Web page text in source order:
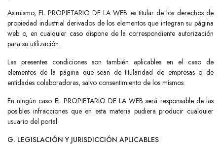
Asimismo, EL PROPIETARIO DE LA WEB es titular de los derechos de
propiedad industrial derivados de los elementos que integran su página
web o, en cualquier caso dispone de la correspondiente autorización
para su utilización.
Las presentes condiciones son también aplicables en el caso de
elementos de la página que sean de titularidad de empresas o de
entidades colaboradoras, salvo consentimiento de los mismos.
En ningún caso EL PROPIETARIO DE LA WEB será responsable de las
posibles infracciones que en esta materia pudiera producir cualquier
usuario del portal.
G. LEGISLACIÓN Y JURISDICCIÓN APLICABLES